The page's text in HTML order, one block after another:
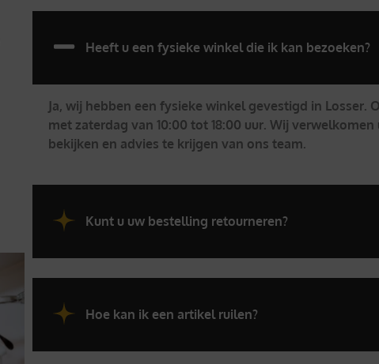
Heeft u een fysieke winkel die ik kan bezoeken?
Ja, wij hebben een fysieke winkel gevestigd in
met zaterdag van 10:00 tot 18:00 uur. Wij
bekijken en advies te krijgen van ons team.
Kunt u uw bestelling retourneren?
Hoe kan ik een artikel ruilen?